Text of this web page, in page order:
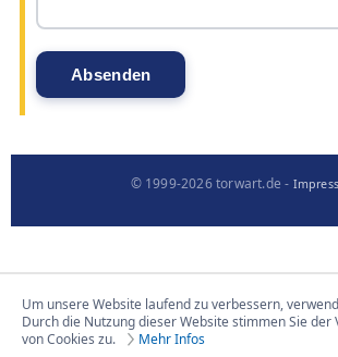
© 1999-2026 torwart.de -
Um unsere Website laufend zu verbessern,
Durch die Nutzung dieser Website stimmen Sie der
von Cookies zu.
Mehr Infos